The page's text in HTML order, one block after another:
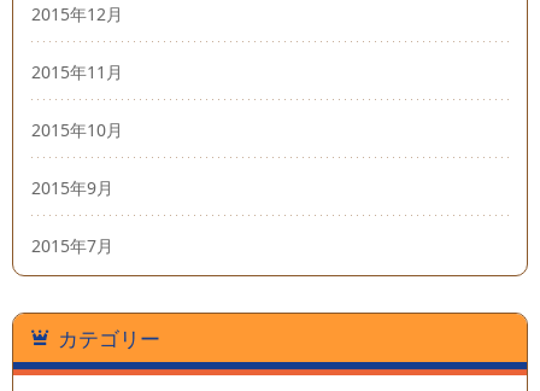
2015年12月
2015年11月
2015年10月
2015年9月
2015年7月
カテゴリー